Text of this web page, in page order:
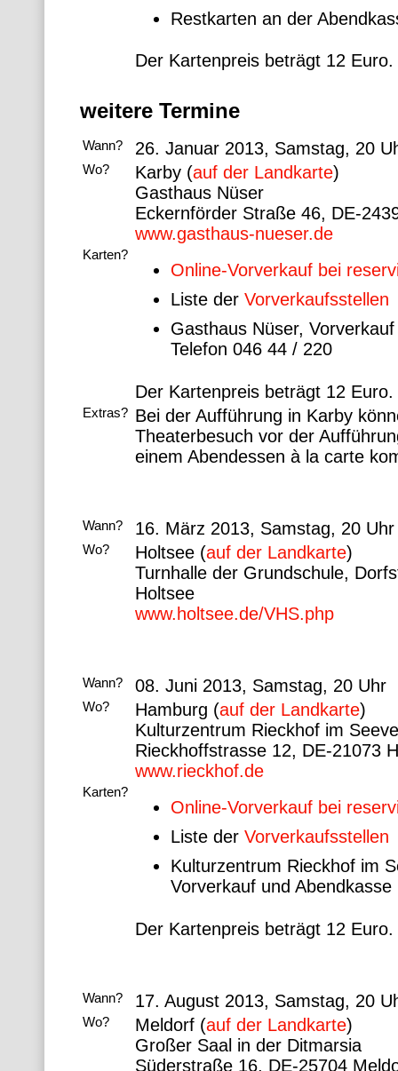
Restkarten an der
Der Kartenpreis beträgt 12 Euro.
weitere Termine
Wann? 26. Januar 2013, Samstag, 20
Wo? Karby (auf der Landkarte)
Gasthaus Nüser
Eckernförder Straße 46, DE-
www.gasthaus-nueser.de
Karten?
Online-Vorverkauf bei
Liste der Vorverkaufsstellen
Gasthaus Nüser,
Telefon 046 44 / 220
Der Kartenpreis beträgt 12 Euro.
Extras? Bei der Aufführung in Karby
Theaterbesuch vor der
einem Abendessen à la carte
Wann? 16. März 2013, Samstag, 20 Uhr
Wo? Holtsee (auf der Landkarte)
Turnhalle der Grundschule,
Holtsee
www.holtsee.de/VHS.php
Wann? 08. Juni 2013, Samstag, 20 Uhr
Wo? Hamburg (auf der Landkarte)
Kulturzentrum Rieckhof im
Rieckhoffstrasse 12, DE-21073
www.rieckhof.de
Karten?
Online-Vorverkauf bei
Liste der Vorverkaufsstellen
Kulturzentrum Rieckhof im
Vorverkauf und Abendkasse
Der Kartenpreis beträgt 12 Euro.
Wann? 17. August 2013, Samstag, 20
Wo? Meldorf (auf der Landkarte)
Großer Saal in der Ditmarsia
Süderstraße 16, DE-25704